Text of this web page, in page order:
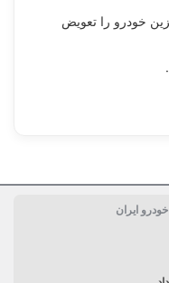
خودرو را تعویض
ایران